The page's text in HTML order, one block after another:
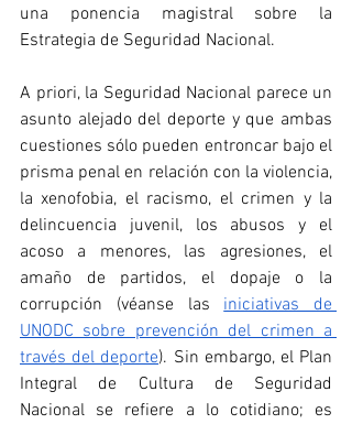
una ponencia magistral sobre la
Estrategia de Seguridad Nacional.
A priori, la Seguridad Nacional parece un
asunto alejado del deporte y que ambas
cuestiones sólo pueden entroncar bajo el
prisma penal en relación con la violencia,
la xenofobia, el racismo, el crimen y la
delincuencia juvenil, los abusos y el
acoso a menores, las agresiones, el
amaño de partidos, el dopaje o la
corrupción (véanse las iniciativas de
UNODC sobre prevención del crimen a
través del deporte). Sin embargo, el Plan
Integral de Cultura de Seguridad
Nacional se refiere a lo cotidiano; es